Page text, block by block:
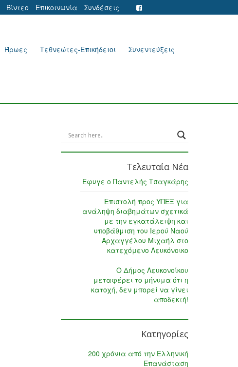
Βίντεο Επικοινωνία Συνδέσεις
Ήρωες Τεθνεώτες-Επικήδειοι Συνεντεύξεις
Τελευταία Νέα
Έφυγε ο Παντελής Τσαγκάρης
Επιστολή προς ΥΠΕΞ για
ανάληψη διαβημάτων σχετικά
με την εγκατάλειψη και
υποβάθμιση του Ιερού Ναού
Αρχαγγέλου Μιχαήλ στο
κατεχόμενο Λευκόνοικο
Ο Δήμος Λευκονοίκου
μεταφέρει το μήνυμα ότι η
κατοχή, δεν μπορεί να γίνει
αποδεκτή!
Κατηγορίες
200 χρόνια από την Ελληνική
Επανάσταση